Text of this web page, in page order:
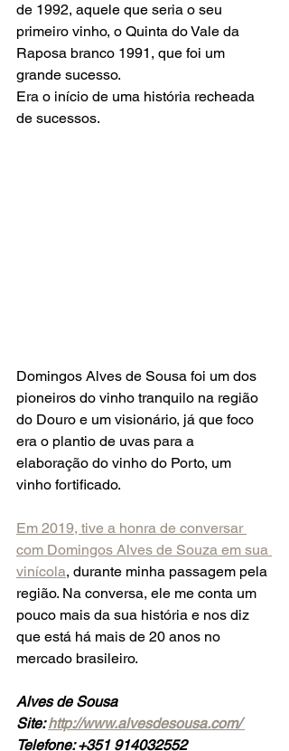
de 1992, aquele que seria o seu
primeiro vinho, o Quinta do Vale da
Raposa branco 1991, que foi um
grande sucesso.
Era o início de uma história recheada
de sucessos.
Domingos Alves de Sousa foi um dos
pioneiros do vinho tranquilo na região
do Douro e um visionário, já que foco
era o plantio de uvas para a
elaboração do vinho do Porto, um
vinho fortificado.
Em 2019, tive a honra de conversar
com Domingos Alves de Souza em sua
vinícola, durante minha passagem pela
região. Na conversa, ele me conta um
pouco mais da sua história e nos diz
que está há mais de 20 anos no
mercado brasileiro.
Alves de Sousa
Site: http://www.alvesdesousa.com/
Telefone: +351 914032552